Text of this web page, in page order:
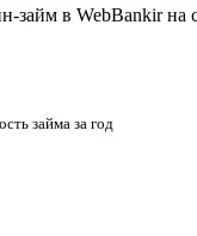
займ в WebBankir на
займа за год